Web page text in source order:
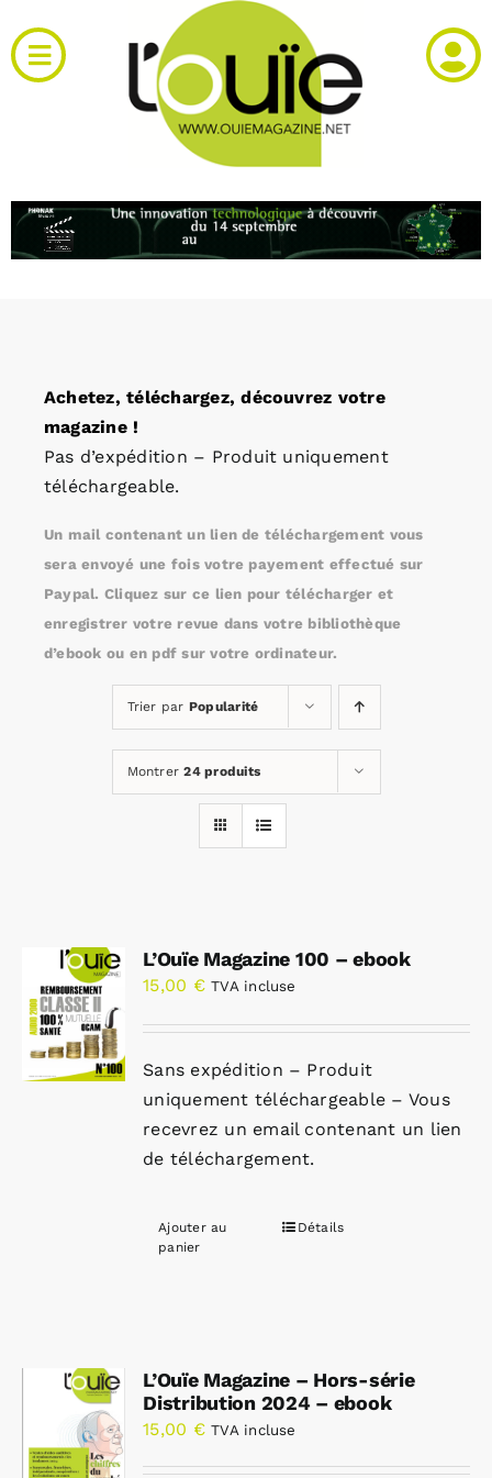
au
contenu
Toggle
Navigation
RH et emploi
Agenda
Kiosque
Annonces emploi
Achetez, téléchargez, découvrez votre
magazine !
Pas d’expédition – Produit uniquement
téléchargeable.
Un mail contenant un lien de téléchargement vous
sera envoyé une fois votre payement effectué sur
Paypal. Cliquez sur ce lien pour télécharger et
enregistrer votre revue dans votre bibliothèque
d’ebook ou en pdf sur votre ordinateur.
Trier par Popularité
Montrer24 produits
L’Ouïe Magazine 100 – ebook
15,00 € TVA incluse
Sans expédition – Produit
uniquement téléchargeable – Vous
recevrez un email contenant un lien
de téléchargement.
Ajouter au
panier
Détails
L’Ouïe Magazine – Hors-série
Distribution 2024 – ebook
15,00 € TVA incluse